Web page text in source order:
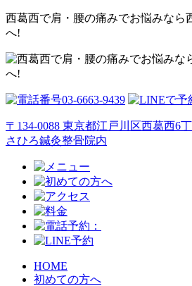
西葛西で肩・腰の痛みでお悩みなら
へ!
〒134-0088 東京都江戸川区西葛西6
さひろ鍼灸整骨院内
HOME
初めての方へ